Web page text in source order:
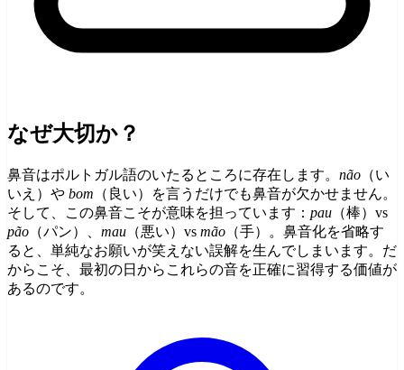
なぜ大切か？
鼻音はポルトガル語のいたるところに存在します。 não （い
いえ）や bom （良い）を言うだけでも鼻音が欠かせません。
そして、この鼻音こそが意味を担っています： pau （棒）vs
pão （パン）、 mau （悪い）vs mão （手）。鼻音化を省略す
ると、単純なお願いが笑えない誤解を生んでしまいます。だ
からこそ、最初の日からこれらの音を正確に習得する価値が
あるのです。